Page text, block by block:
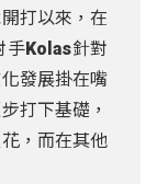
打以來，在
手Kolas針對
發展掛在嘴
打下基礎，
，而在其他